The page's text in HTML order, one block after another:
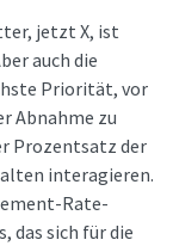
jetzt X, ist
auch die
Priorität, vor
Abnahme zu
Prozentsatz der
interagieren.
Rate-
das sich für die